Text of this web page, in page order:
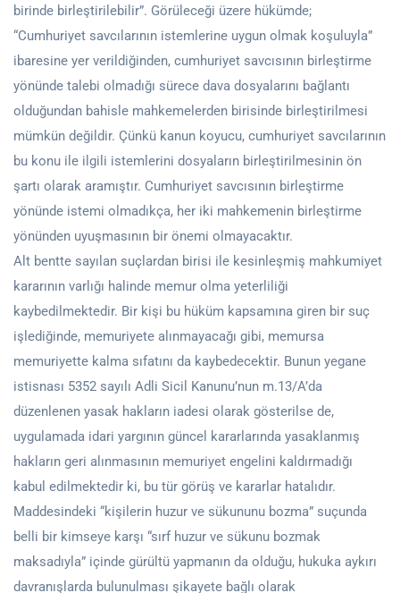
birinde birleştirilebilir”. Görüleceği üzere hükümde;
“Cumhuriyet savcılarının istemlerine uygun olmak koşuluyla”
ibaresine yer verildiğinden, cumhuriyet savcısının birleştirme
yönünde talebi olmadığı sürece dava dosyalarını bağlantı
olduğundan bahisle mahkemelerden birisinde birleştirilmesi
mümkün değildir. Çünkü kanun koyucu, cumhuriyet savcılarının
bu konu ile ilgili istemlerini dosyaların birleştirilmesinin ön
şartı olarak aramıştır. Cumhuriyet savcısının birleştirme
yönünde istemi olmadıkça, her iki mahkemenin birleştirme
yönünden uyuşmasının bir önemi olmayacaktır.
Alt bentte sayılan suçlardan birisi ile kesinleşmiş mahkumiyet
kararının varlığı halinde memur olma yeterliliği
kaybedilmektedir. Bir kişi bu hüküm kapsamına giren bir suç
işlediğinde, memuriyete alınmayacağı gibi, memursa
memuriyette kalma sıfatını da kaybedecektir. Bunun yegane
istisnası 5352 sayılı Adli Sicil Kanunu’nun m.13/A’da
düzenlenen yasak hakların iadesi olarak gösterilse de,
uygulamada idari yargının güncel kararlarında yasaklanmış
hakların geri alınmasının memuriyet engelini kaldırmadığı
kabul edilmektedir ki, bu tür görüş ve kararlar hatalıdır.
Maddesindeki “kişilerin huzur ve sükununu bozma” suçunda
belli bir kimseye karşı “sırf huzur ve sükunu bozmak
maksadıyla” içinde gürültü yapmanın da olduğu, hukuka aykırı
davranışlarda bulunulması şikayete bağlı olarak